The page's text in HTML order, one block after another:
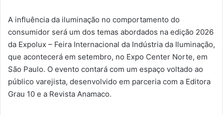
A influência da iluminação no comportamento do
consumidor será um dos temas abordados na edição 2026
da Expolux – Feira Internacional da Indústria da Iluminação,
que acontecerá em setembro, no Expo Center Norte, em
São Paulo. O evento contará com um espaço voltado ao
público varejista, desenvolvido em parceria com a Editora
Grau 10 e a Revista Anamaco.